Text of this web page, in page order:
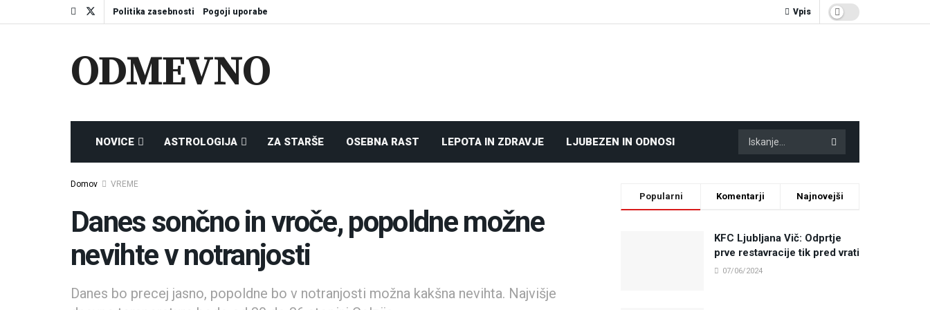
Politika zasebnosti Pogoji uporabe Vpis
ODMEVNO
NOVICE ASTROLOGIJA ZA STARŠE OSEBNA RAST LEPOTA IN ZDRAVJE LJUBEZEN IN ODNOSI
Domov VREME
Danes sončno in vroče, popoldne možne
nevihte v notranjosti
Danes bo precej jasno, popoldne bo v notranjosti možna kakšna nevihta. Najvišje
Popularni Komentarji Najnovejši
KFC Ljubljana Vič: Odprtje
prve restavracije tik pred vrati
07/06/2024